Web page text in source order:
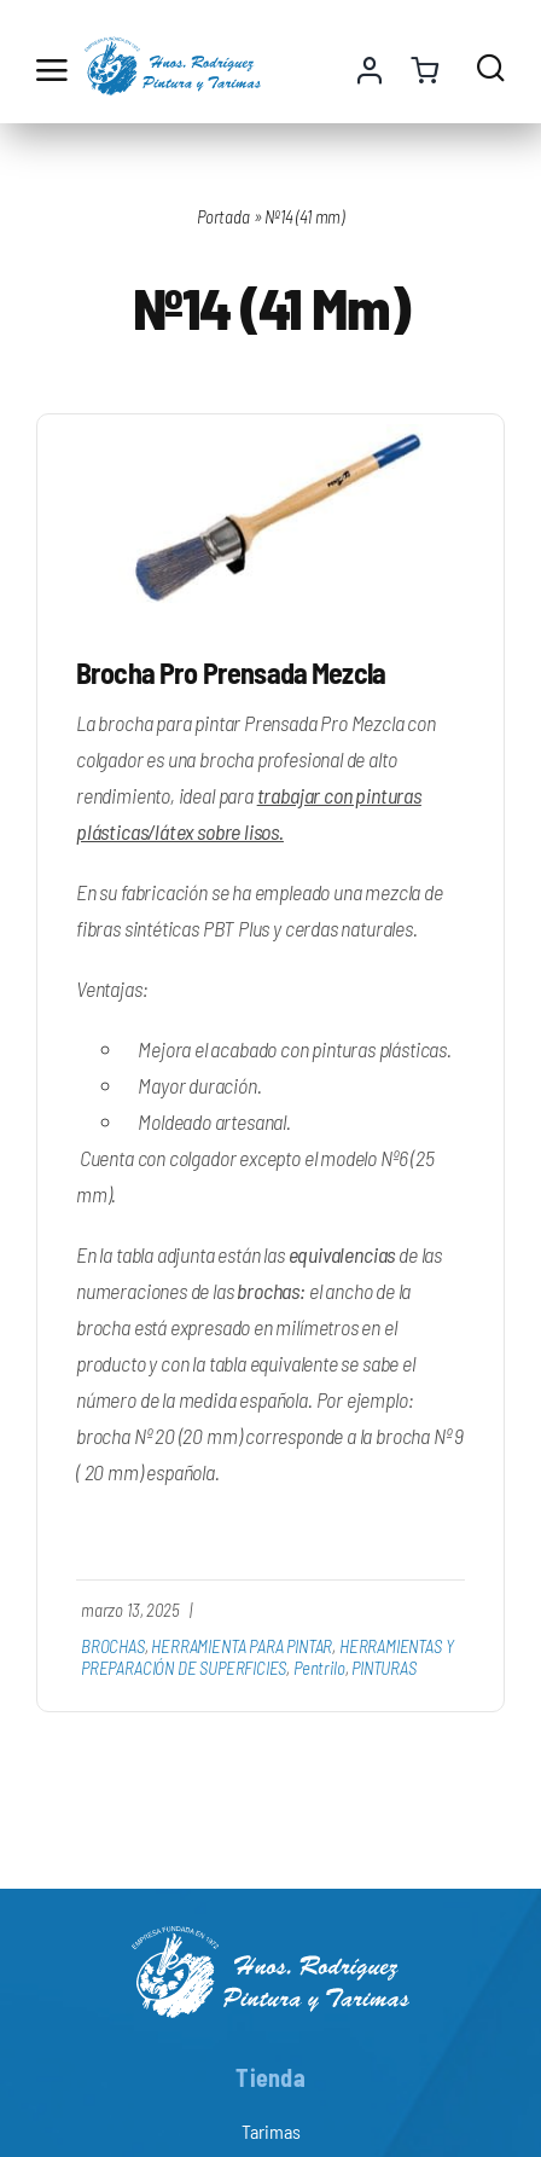
contenido
Portada»Nº14 (41 mm)
Nº14 (41 Mm)
Brocha Pro Prensada Mezcla
La brocha para pintar Prensada Pro Mezcla con
colgador es una brocha profesional de alto
rendimiento, ideal paratrabajar con pinturas
plásticas/látex sobre lisos.
En su fabricación se ha empleado una mezcla de
fibras sintéticas PBT Plus y cerdas naturales.
Ventajas:
Mejora el acabado con pinturas plásticas.
Mayor duración.
Moldeado artesanal.
Cuenta con colgador excepto el modelo Nº6 (25
mm).
En la tabla adjunta están lasequivalenciasde las
numeraciones de lasbrochas: el ancho de la
brocha está expresado en milímetros en el
producto y con la tabla equivalente se sabe el
número de la medida española. Por ejemplo:
brocha Nº 20 (20 mm) corresponde a la brocha Nº 9
( 20 mm) española.
marzo 13, 2025 |
BROCHAS, HERRAMIENTA PARA PINTAR, HERRAMIENTAS Y
PREPARACIÓN DE SUPERFICIES, Pentrilo, PINTURAS
Tienda
Tarimas